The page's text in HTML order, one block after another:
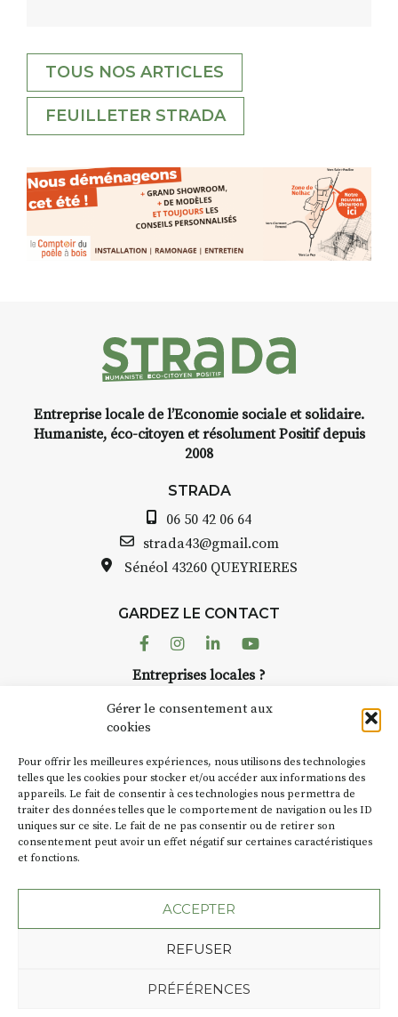
Gérer le consentement aux
cookies
Pour offrir les meilleures expériences, nous utilisons des technologies
telles que les cookies pour stocker et/ou accéder aux informations des
appareils. Le fait de consentir à ces technologies nous permettra de
traiter des données telles que le comportement de navigation ou les ID
uniques sur ce site. Le fait de ne pas consentir ou de retirer son
consentement peut avoir un effet négatif sur certaines caractéristiques
et fonctions.
ACCEPTER
REFUSER
PRÉFÉRENCES
TOUS NOS ARTICLES
FEUILLETER STRADA
Entreprise locale de l’Economie sociale et solidaire.
Humaniste, éco-citoyen et résolument Positif depuis
2008
STRADA
06 50 42 06 64
strada43@gmail.com
Sénéol 43260 QUEYRIERES
GARDEZ LE CONTACT
FacebookInstagram
LinkedinYoutube
Entreprises locales ?
Suivez toute l'actu de Strada
Politique de confidentialité